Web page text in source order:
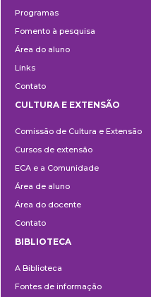
Programas
Fomento à pesquisa
Área do aluno
Links
Contato
e
Extensão
CULTURA E EXTENSÃO
Comissão de Cultura e Extensão
Cursos de extensão
ECA e a Comunidade
Área de aluno
Área do docente
Contato
BIBLIOTECA
A Biblioteca
Fontes de informação